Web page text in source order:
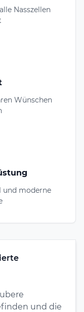
Nasszellen
Wünschen
moderne
und die